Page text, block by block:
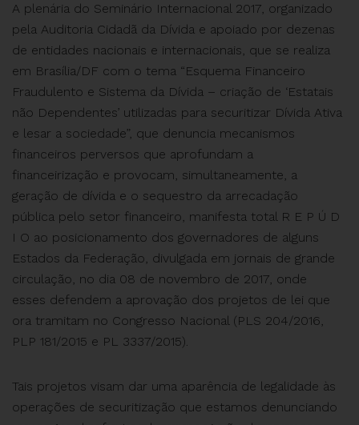
A plenária do Seminário Internacional 2017, organizado
pela Auditoria Cidadã da Dívida e apoiado por dezenas
de entidades nacionais e internacionais, que se realiza
em Brasília/DF com o tema “Esquema Financeiro
Fraudulento e Sistema da Dívida – criação de ‘Estatais
não Dependentes’ utilizadas para securitizar Dívida Ativa
e lesar a sociedade”, que denuncia mecanismos
financeiros perversos que aprofundam a
financeirização e provocam, simultaneamente, a
geração de dívida e o sequestro da arrecadação
pública pelo setor financeiro, manifesta total R E P Ú D
I O ao posicionamento dos governadores de alguns
Estados da Federação, divulgada em jornais de grande
circulação, no dia 08 de novembro de 2017, onde
esses defendem a aprovação dos projetos de lei que
ora tramitam no Congresso Nacional (PLS 204/2016,
PLP 181/2015 e PL 3337/2015).
Tais projetos visam dar uma aparência de legalidade às
operações de securitização que estamos denunciando